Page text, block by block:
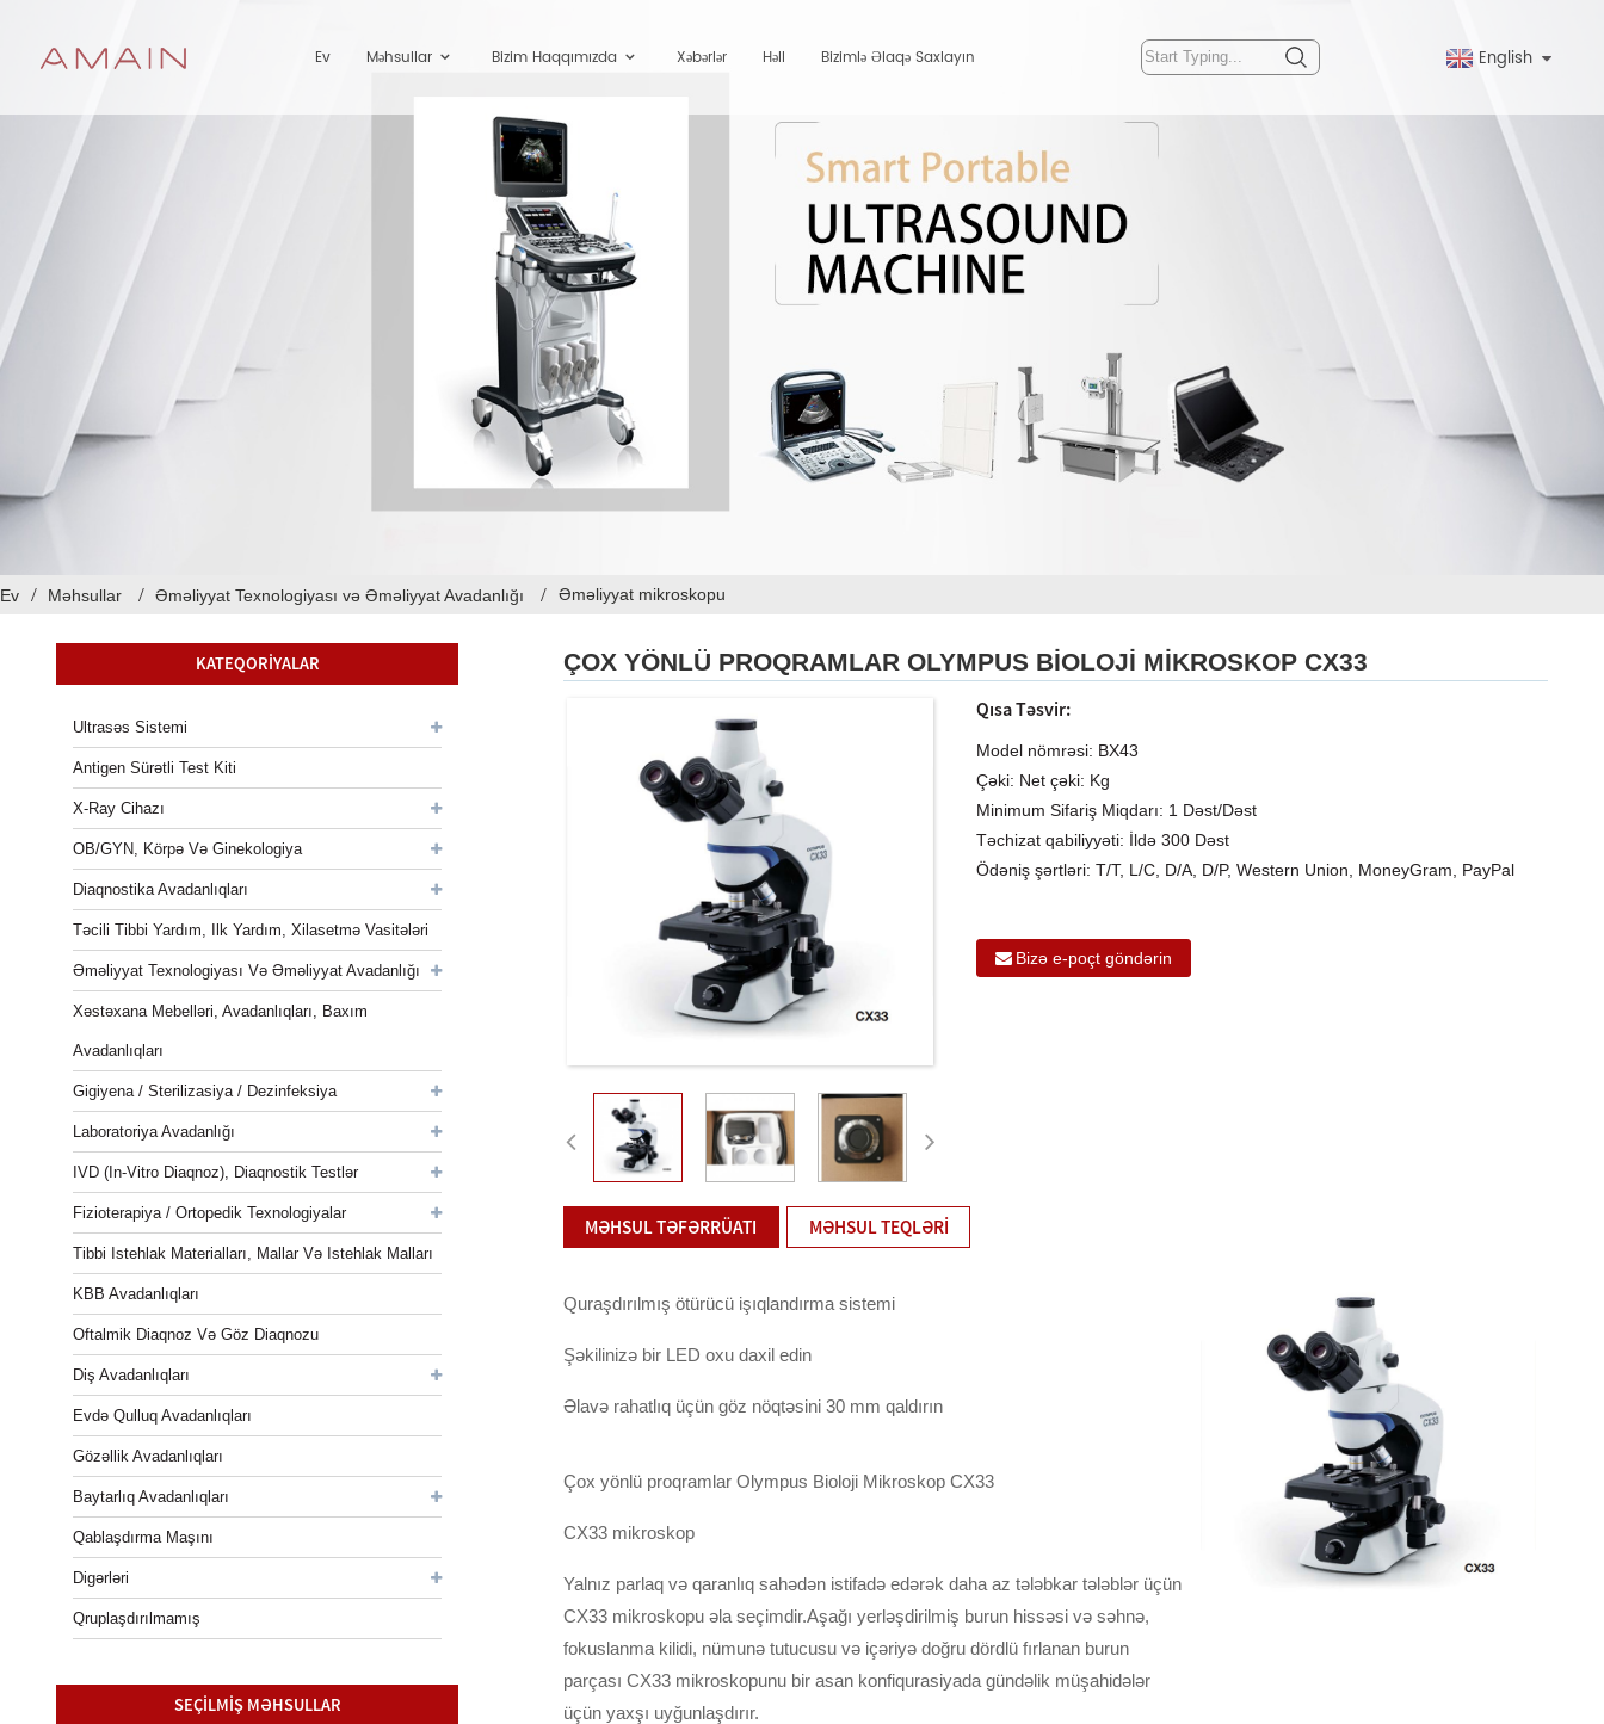
Ev Məhsullar Bizim Haqqımızda Xəbərlər Həll Bizimlə Əlaqə Saxlayın English
Ev Məhsullar Əməliyyat Texnologiyası və Əməliyyat Avadanlığı Əməliyyat mikroskopu
KATEQORIYALAR
Ultrasəs Sistemi
Antigen Sürətli Test Kiti
X-Ray Cihazı
OB/GYN, Körpə Və Ginekologiya
Diaqnostika Avadanlıqları
Təcili Tibbi Yardım, Ilk Yardım, Xilasetmə Vasitələri
Əməliyyat Texnologiyası Və Əməliyyat Avadanlığı
Xəstəxana Mebelləri, Avadanlıqları, Baxım
Avadanlıqları
Gigiyena / Sterilizasiya / Dezinfeksiya
Laboratoriya Avadanlığı
IVD (In-Vitro Diaqnoz), Diaqnostik Testlər
Fizioterapiya / Ortopedik Texnologiyalar
Tibbi Istehlak Materialları, Mallar Və Istehlak Malları
KBB Avadanlıqları
Oftalmik Diaqnoz Və Göz Diaqnozu
Diş Avadanlıqları
Evdə Qulluq Avadanlıqları
Gözəllik Avadanlıqları
Baytarlıq Avadanlıqları
Qablaşdırma Maşını
Digərləri
Qruplaşdırılmamış
SEÇILMIŞ MƏHSULLAR
ÇOX YÖNLÜ PROQRAMLAR OLYMPUS BIOLOJI MIKROSKOP CX33
Qısa Təsvir:
Model nömrəsi: BX43
Çəki: Net çəki: Kg
Minimum Sifariş Miqdarı: 1 Dəst/Dəst
Təchizat qabiliyyəti: İldə 300 Dəst
Ödəniş şərtləri: T/T, L/C, D/A, D/P, Western Union, MoneyGram, PayPal
Bizə e-poçt göndərin
MƏHSUL TƏFƏRRÜATI MƏHSUL TEQLƏRI
Quraşdırılmış ötürücü işıqlandırma sistemi
Şəkilinizə bir LED oxu daxil edin
Əlavə rahatlıq üçün göz nöqtəsini 30 mm qaldırın
Çox yönlü proqramlar Olympus Bioloji Mikroskop CX33
CX33 mikroskop
Yalnız parlaq və qaranlıq sahədən istifadə edərək daha az tələbkar tələblər üçün
CX33 mikroskopu əla seçimdir.Aşağı yerləşdirilmiş burun hissəsi və səhnə,
fokuslanma kilidi, nümunə tutucusu və içəriyə doğru dördlü fırlanan burun
parçası CX33 mikroskopunu bir asan konfiqurasiyada gündəlik müşahidələr
üçün yaxşı uyğunlaşdırır.